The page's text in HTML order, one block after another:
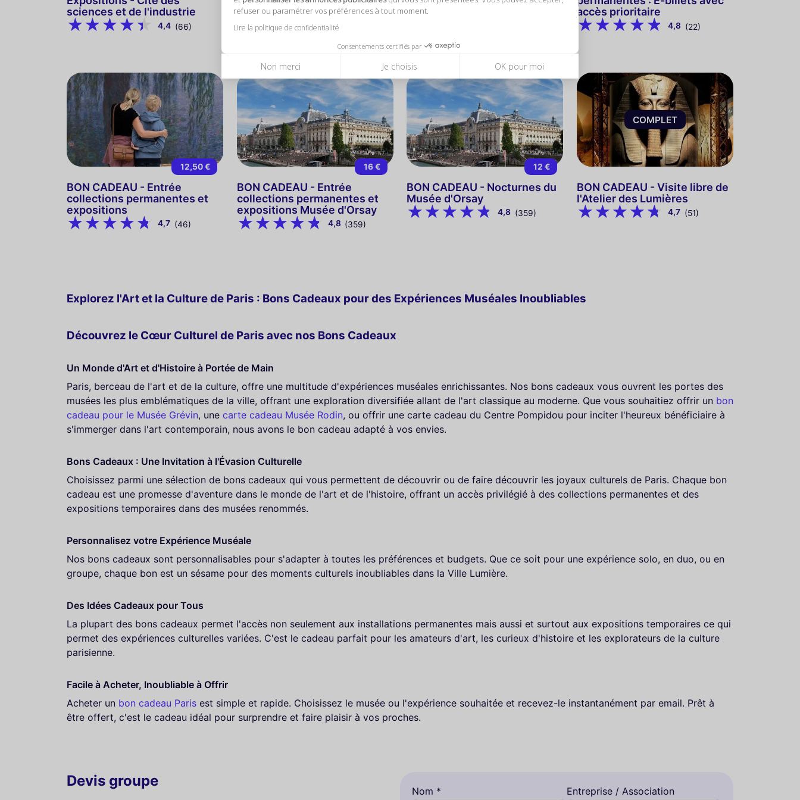
refuser ou paramétrer vos préférences à tout moment.
Lire la politique de confidentialité
Consentements certifiés par
Non merci Je choisis OK pour moi
sciences et de l'industrie
4,4 (66)
Temporaire
4,5
4,9 (13)
accès prioritaire
4,8 (22)
12,50 €
BON CADEAU - Entrée
collections permanentes et
expositions
4,7 (46)
16 €
BON CADEAU - Entrée
collections permanentes et
expositions Musée d'Orsay
4,8 (359)
12 €
BON CADEAU - Nocturnes du
Musée d'Orsay
4,8 (359)
COMPLET
BON CADEAU - Visite libre de
l'Atelier des Lumières
4,7 (51)
Explorez l'Art et la Culture de Paris : Bons Cadeaux pour des Expériences Muséales Inoubliables
Découvrez le Cœur Culturel de Paris avec nos Bons Cadeaux
Un Monde d'Art et d'Histoire à Portée de Main
Paris, berceau de l'art et de la culture, offre une multitude d'expériences muséales enrichissantes. Nos bons cadeaux vous ouvrent les portes des
musées les plus emblématiques de la ville, offrant une exploration diversifiée allant de l'art classique au moderne. Que vous souhaitiez offrir un bon
cadeau pour le Musée Grévin, une carte cadeau Musée Rodin, ou offrir une carte cadeau du Centre Pompidou pour inciter l'heureux bénéficiaire à
s'immerger dans l'art contemporain, nous avons le bon cadeau adapté à vos envies.
Bons Cadeaux : Une Invitation à l'Évasion Culturelle
Choisissez parmi une sélection de bons cadeaux qui vous permettent de découvrir ou de faire découvrir les joyaux culturels de Paris. Chaque bon
cadeau est une promesse d'aventure dans le monde de l'art et de l'histoire, offrant un accès privilégié à des collections permanentes et des
expositions temporaires dans des musées renommés.
Personnalisez votre Expérience Muséale
Nos bons cadeaux sont personnalisables pour s'adapter à toutes les préférences et budgets. Que ce soit pour une expérience solo, en duo, ou en
groupe, chaque bon est un sésame pour des moments culturels inoubliables dans la Ville Lumière.
Des Idées Cadeaux pour Tous
La plupart des bons cadeaux permet l'accès non seulement aux installations permanentes mais aussi et surtout aux expositions temporaires ce qui
permet des expériences culturelles variées. C'est le cadeau parfait pour les amateurs d'art, les curieux d'histoire et les explorateurs de la culture
parisienne.
Facile à Acheter, Inoubliable à Offrir
Acheter un bon cadeau Paris est simple et rapide. Choisissez le musée ou l'expérience souhaitée et recevez-le instantanément par email. Prêt à
être offert, c'est le cadeau idéal pour surprendre et faire plaisir à vos proches.
Devis groupe
Nom * Entreprise / Association